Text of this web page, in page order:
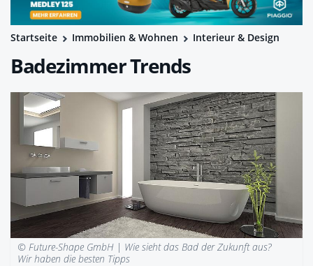
Startseite Immobilien & Wohnen Interieur & Design
Badezimmer Trends
© Future-Shape GmbH | Wie sieht das Bad der Zukunft aus?
Wir haben die besten Tipps